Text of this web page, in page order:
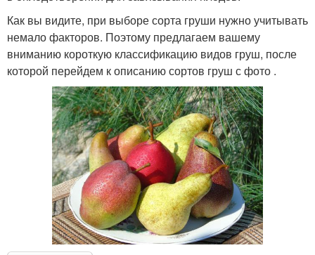
Как вы видите, при выборе сорта груши нужно учитывать
немало факторов. Поэтому предлагаем вашему
вниманию короткую классификацию видов груш, после
которой перейдем к описанию сортов груш с фото .